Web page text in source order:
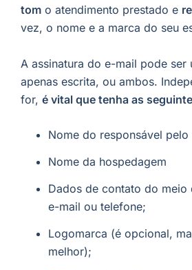
tom o atendimento prestado e
vez, o nome e a marca do seu
A assinatura do e-mail pode ser
apenas escrita, ou ambos.
for, é vital que tenha as
Nome do responsável
Nome da hospedagem
Dados de contato do meio
e-mail ou telefone;
Logomarca (é opcional,
melhor);